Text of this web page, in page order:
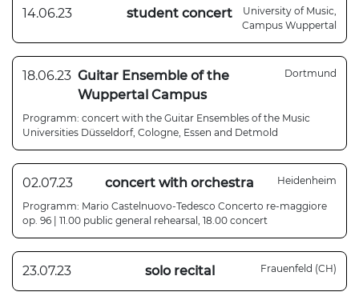
14.06.23 student concert
University of Music,
Campus Wuppertal
18.06.23 Guitar Ensemble of the
Wuppertal Campus
Dortmund
Programm: concert with the Guitar Ensembles of the Music
Universities Düsseldorf, Cologne, Essen and Detmold
02.07.23 concert with orchestra Heidenheim
Programm: Mario Castelnuovo-Tedesco Concerto re-maggiore
op. 96 | 11.00 public general rehearsal, 18.00 concert
23.07.23 solo recital Frauenfeld (CH)